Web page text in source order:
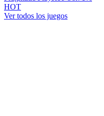
HOT
Ver todos los juegos